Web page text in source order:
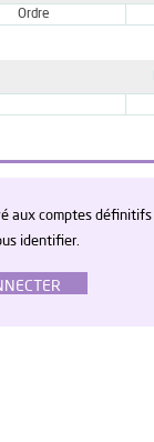
Ordre
aux comptes définitifs
identifier.